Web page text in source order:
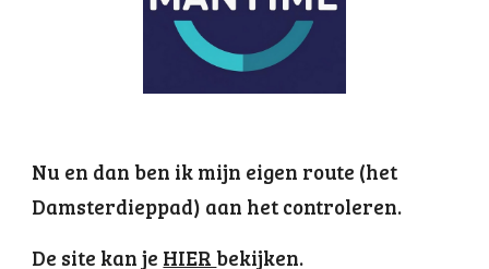
Nu en dan ben ik mijn eigen route (het
Damsterdieppad) aan het controleren.
De site kan je HIERbekijken.